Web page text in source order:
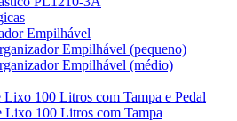
Empilhável
Empilhável (pequeno)
Empilhável (médio)
Lixo 100 Litros com Tampa e Pedal
Lixo 100 Litros com Tampa